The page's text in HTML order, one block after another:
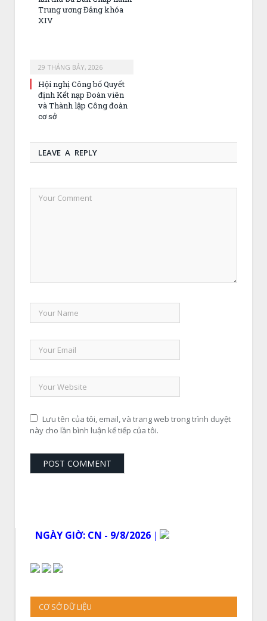
Trung ương Đảng khóa
XIV
29 THÁNG BẢY, 2026
Hội nghị Công bố Quyết
định Kết nạp Đoàn viên
và Thành lập Công đoàn
cơ sở
LEAVE A REPLY
Lưu tên của tôi, email, và trang web trong trình duyệt
này cho lần bình luận kế tiếp của tôi.
NGÀY GIỜ: CN - 9/8/2026
CƠ SỞ DỮ LIỆU